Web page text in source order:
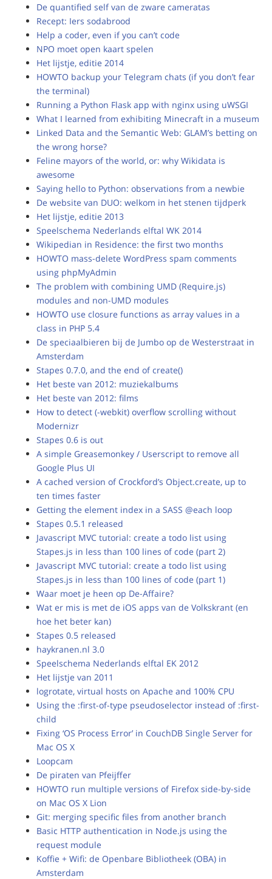
De quantified self van de zware cameratas
Recept: Iers sodabrood
Help a coder, even if you can’t code
NPO moet open kaart spelen
Het lijstje, editie 2014
HOWTO backup your Telegram chats (if you don’t fear
the terminal)
Running a Python Flask app with nginx using uWSGI
What I learned from exhibiting Minecraft in a museum
Linked Data and the Semantic Web: GLAM’s betting on
the wrong horse?
Feline mayors of the world, or: why Wikidata is
awesome
Saying hello to Python: observations from a newbie
De website van DUO: welkom in het stenen tijdperk
Het lijstje, editie 2013
Speelschema Nederlands elftal WK 2014
Wikipedian in Residence: the first two months
HOWTO mass-delete WordPress spam comments
using phpMyAdmin
The problem with combining UMD (Require.js)
modules and non-UMD modules
HOWTO use closure functions as array values in a
class in PHP 5.4
De speciaalbieren bij de Jumbo op de Westerstraat in
Amsterdam
Stapes 0.7.0, and the end of create()
Het beste van 2012: muziekalbums
Het beste van 2012: films
How to detect (-webkit) overflow scrolling without
Modernizr
Stapes 0.6 is out
A simple Greasemonkey / Userscript to remove all
Google Plus UI
A cached version of Crockford’s Object.create, up to
ten times faster
Getting the element index in a SASS @each loop
Stapes 0.5.1 released
Javascript MVC tutorial: create a todo list using
Stapes.js in less than 100 lines of code (part 2)
Javascript MVC tutorial: create a todo list using
Stapes.js in less than 100 lines of code (part 1)
Waar moet je heen op De-Affaire?
Wat er mis is met de iOS apps van de Volkskrant (en
hoe het beter kan)
Stapes 0.5 released
haykranen.nl 3.0
Speelschema Nederlands elftal EK 2012
Het lijstje van 2011
logrotate, virtual hosts on Apache and 100% CPU
Using the :first-of-type pseudoselector instead of :first-
child
Fixing ‘OS Process Error’ in CouchDB Single Server for
Mac OS X
Loopcam
De piraten van Pfeijffer
HOWTO run multiple versions of Firefox side-by-side
on Mac OS X Lion
Git: merging specific files from another branch
Basic HTTP authentication in Node.js using the
request module
Koffie + Wifi: de Openbare Bibliotheek (OBA) in
Amsterdam